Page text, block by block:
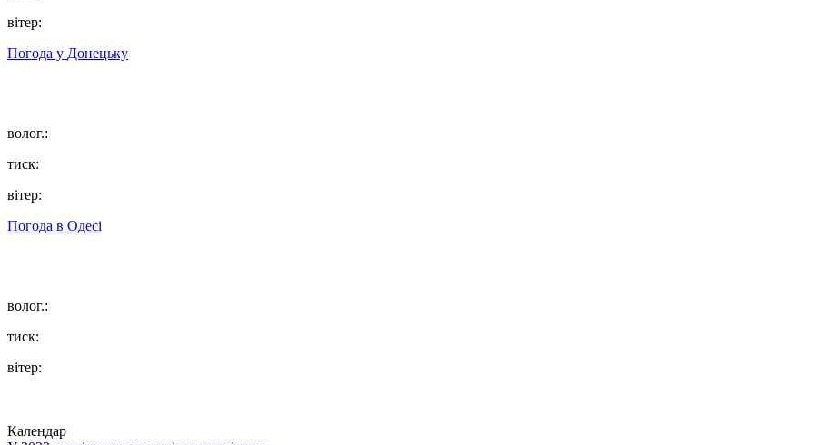
вітер:
Погода у Донецьку
волог.:
тиск:
вітер:
Погода в Одесі
волог.:
тиск:
вітер:
Календар